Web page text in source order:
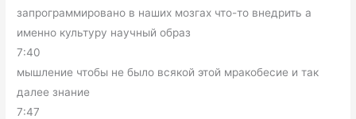
запрограммировано в наших мозгах что-то внедрить а
именно культуру научный образ
7:40
мышление чтобы не было всякой этой мракобесие и так
далее знание
7:47